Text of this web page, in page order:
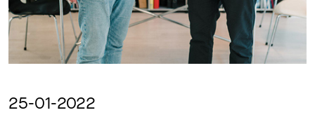
25-01-2022